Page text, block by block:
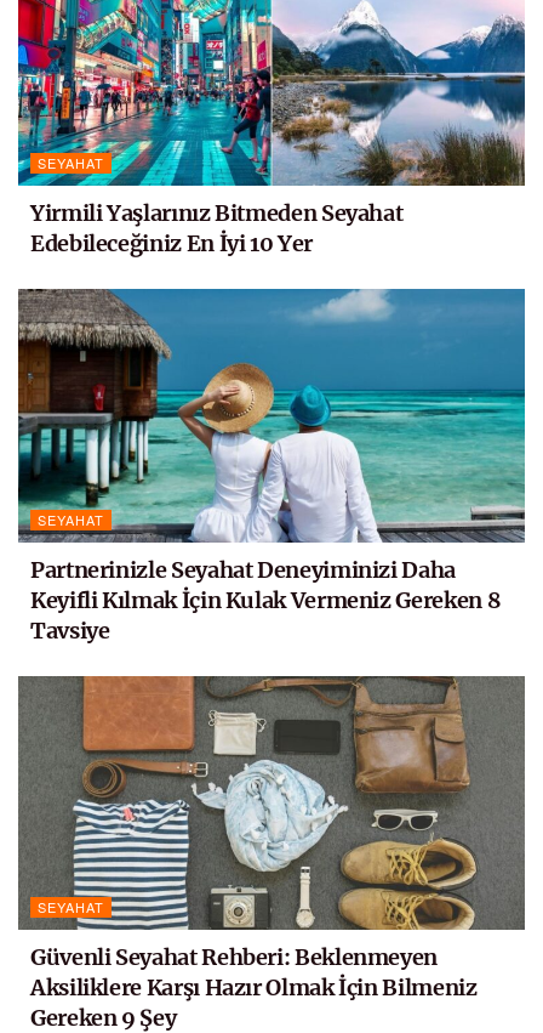
SEYAHAT
Yirmili Yaşlarınız Bitmeden Seyahat
Edebileceğiniz En İyi 10 Yer
SEYAHAT
Partnerinizle Seyahat Deneyiminizi Daha
Keyifli Kılmak İçin Kulak Vermeniz Gereken 8
Tavsiye
SEYAHAT
Güvenli Seyahat Rehberi: Beklenmeyen
Aksiliklere Karşı Hazır Olmak İçin Bilmeniz
Gereken 9 Şey